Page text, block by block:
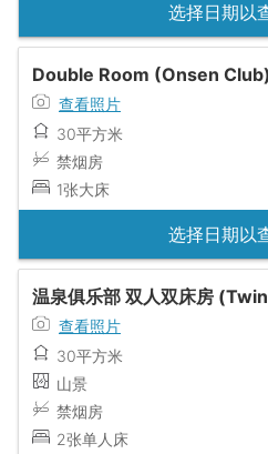
选择日期以
Double Room (Onsen Club)
查看照片
30平方米
禁烟房
1张大床
选择日期以
温泉俱乐部 双人双床房
查看照片
30平方米
山景
禁烟房
2张单人床